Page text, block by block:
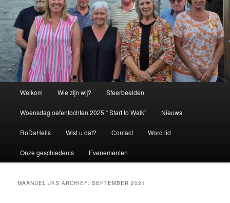
Welkom Wie zijn wij? Sfeerbeelden
Woensdag oefentochten 2025 “ Start to Walk” Nieuws
RoDaHelis Wist u dat? Contact Word lid
Onze geschiedenis Evenementen
MAANDELIJKS ARCHIEF:SEPTEMBER 2021